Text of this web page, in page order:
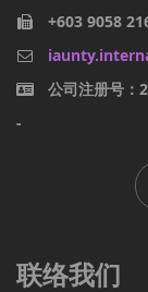
+603 9058
公司注册号：
-
联络我们